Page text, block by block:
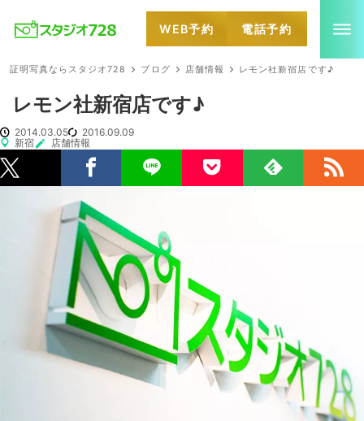
WEB予約 電話予約
証明写真ならスタジオ728 ブログ 店舗情報 レモン社新宿店です♪
レモン社新宿店です♪
2014.03.05
2016.09.09
新宿
店舗情報